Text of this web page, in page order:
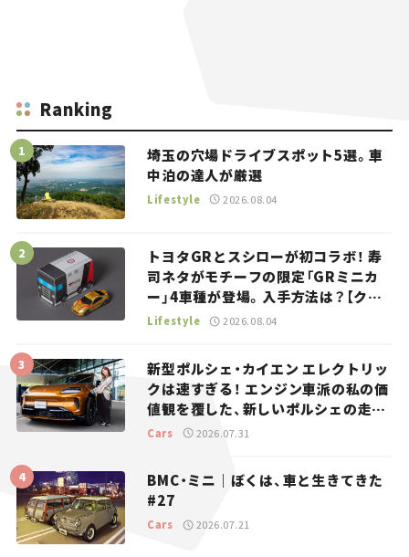
Ranking
埼玉の穴場ドライブスポット5選。車
中泊の達人が厳選
Lifestyle 2026.08.04
トヨタGRとスシローが初コラボ！ 寿
司ネタがモチーフの限定「GRミニカ
ー」4車種が登場。入手方法は？【クル
マとホビー】
Lifestyle 2026.08.04
新型ポルシェ・カイエン エレクトリッ
クは速すぎる！ エンジン車派の私の価
値観を覆した、新しいポルシェの走
り。
Cars 2026.07.31
BMC・ミニ｜ぼくは、車と生きてきた
#27
Cars 2026.07.21